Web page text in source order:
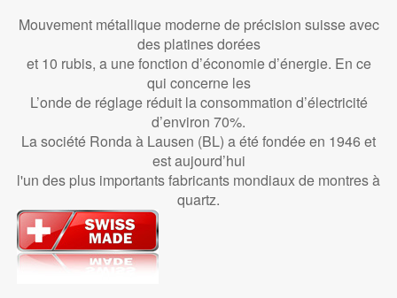
Mouvement métallique moderne de précision suisse avec
des platines dorées
et 10 rubis, a une fonction d’économie d’énergie. En ce
qui concerne les
L’onde de réglage réduit la consommation d’électricité
d’environ 70%.
La société Ronda à Lausen (BL) a été fondée en 1946 et
est aujourd’hui
l'un des plus importants fabricants mondiaux de montres à
quartz.